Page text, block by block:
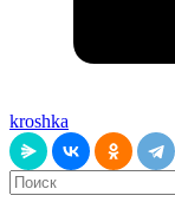
kroshka